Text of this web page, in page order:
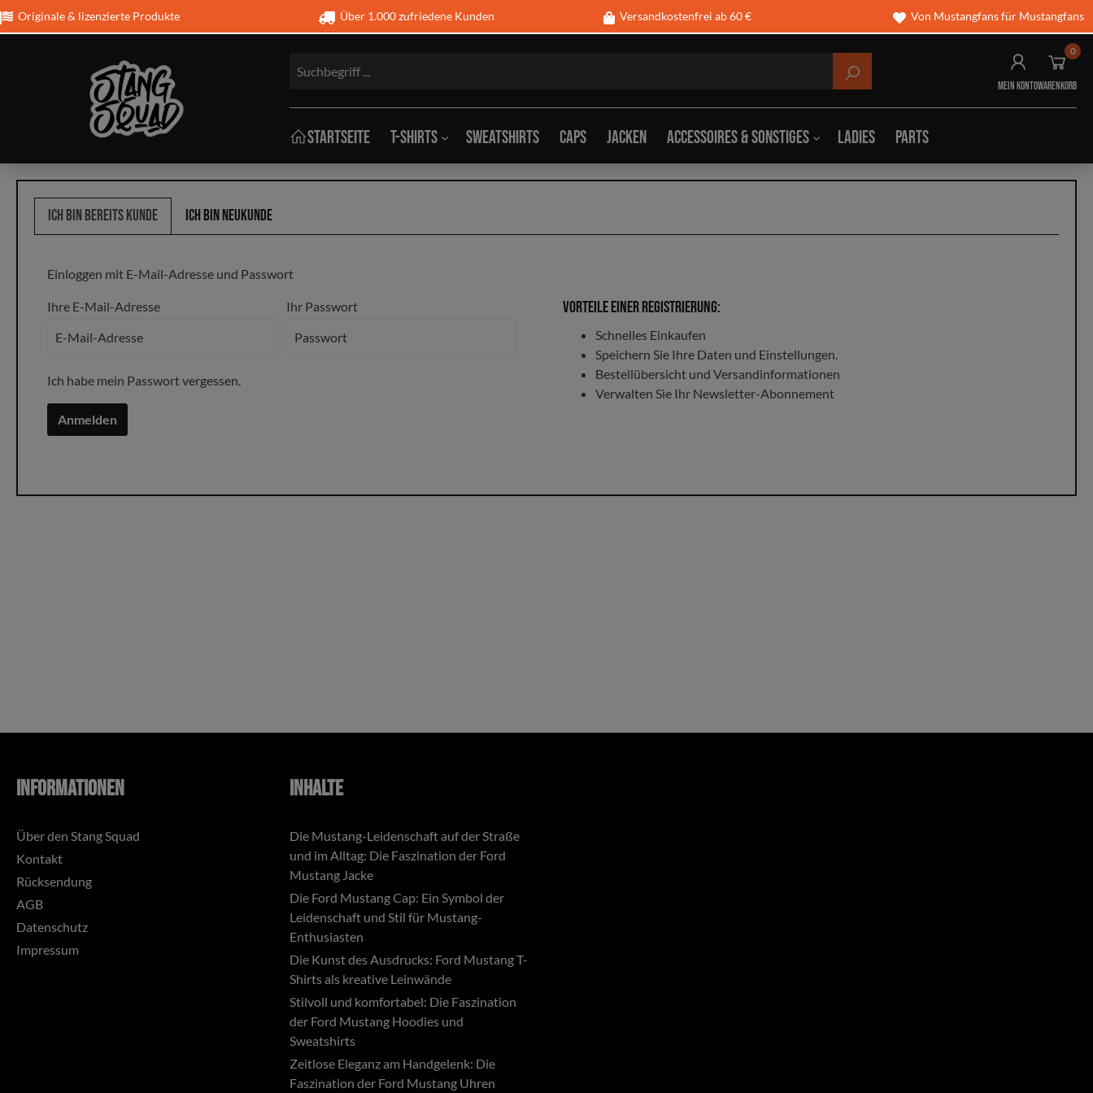
Originale & lizenzierte Produkte Über 1.000 zufriedene Kunden Versandkostenfrei ab 60 € Von Mustangfans für Mustangfans
Mein Konto
0
Warenkorb
Startseite T-Shirts Sweatshirts Caps Jacken Accessoires & Sonstiges Ladies Parts
T-Shirts Tank-Tops
Schmuck Schlüsselanhänger Blechschilder Wintermützen
Mustang
Tassen Geldbörsen Taschen
Bettwäsche, Decken &
Kissen
Armbanduhren Hemden & Polos
Ich bin bereits Kunde Ich bin Neukunde
Einloggen mit E-Mail-Adresse und Passwort
Ihre E-Mail-Adresse Ihr Passwort
Ich habe mein Passwort vergessen.
Anmelden
Vorteile einer Registrierung:
Schnelles Einkaufen
Speichern Sie Ihre Daten und Einstellungen.
Bestellübersicht und Versandinformationen
Verwalten Sie Ihr Newsletter-Abonnement
Informationen
Über den Stang Squad
Kontakt
Rücksendung
AGB
Datenschutz
Impressum
Inhalte
Die Mustang-Leidenschaft auf der Straße
und im Alltag: Die Faszination der Ford
Mustang Jacke
Die Ford Mustang Cap: Ein Symbol der
Leidenschaft und Stil für Mustang-
Enthusiasten
Die Kunst des Ausdrucks: Ford Mustang T-
Shirts als kreative Leinwände
Stilvoll und komfortabel: Die Faszination
der Ford Mustang Hoodies und
Sweatshirts
Zeitlose Eleganz am Handgelenk: Die
Faszination der Ford Mustang Uhren